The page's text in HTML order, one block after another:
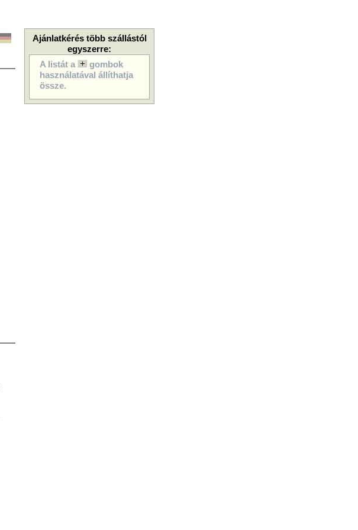
Ajánlatkérés több szállástól
egyszerre:
A listát a
gombok
használatával állíthatja
össze.